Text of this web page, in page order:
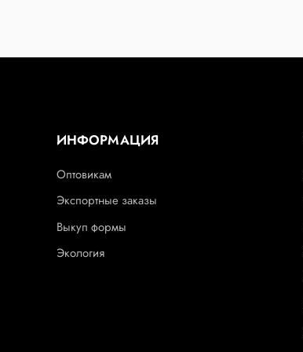
ИНФОРМАЦИЯ
Оптовикам
Экспортные заказы
Выкуп формы
Экология